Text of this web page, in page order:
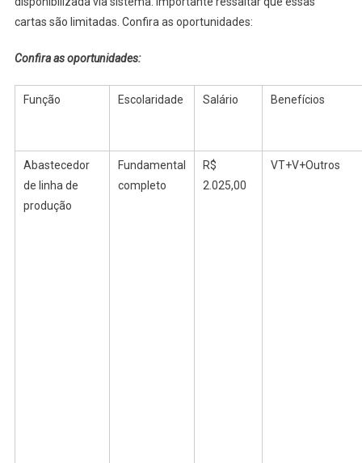
cartas são limitadas. Confira as oportunidades:
Confira as oportunidades:
Função Escolaridade Salário Benefícios
Abastecedor
de linha de
produção
Fundamental
completo
R$
2.025,00
VT+V+Outros